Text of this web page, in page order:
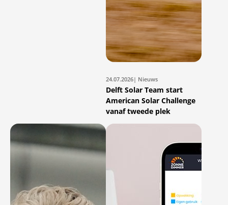
24.07.2026| Nieuws
Delft Solar Team start
American Solar Challenge
vanaf tweede plek